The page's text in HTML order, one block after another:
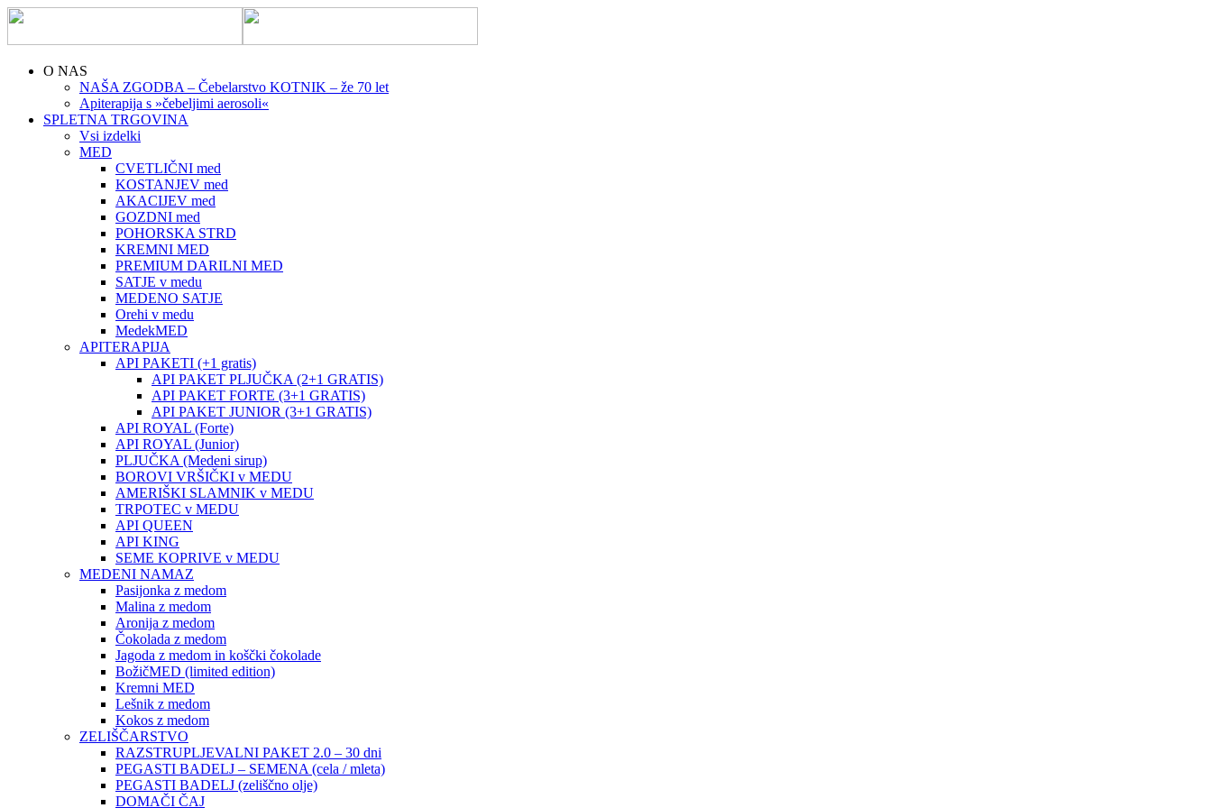
O NAS
NAŠA ZGODBA – Čebelarstvo KOTNIK – že 70 let
Apiterapija s »čebeljimi aerosoli«
SPLETNA TRGOVINA
Vsi izdelki
MED
CVETLIČNI med
KOSTANJEV med
AKACIJEV med
GOZDNI med
POHORSKA STRD
KREMNI MED
PREMIUM DARILNI MED
SATJE v medu
MEDENO SATJE
Orehi v medu
MedekMED
APITERAPIJA
API PAKETI (+1 gratis)
API PAKET PLJUČKA (2+1 GRATIS)
API PAKET FORTE (3+1 GRATIS)
API PAKET JUNIOR (3+1 GRATIS)
API ROYAL (Forte)
API ROYAL (Junior)
PLJUČKA (Medeni sirup)
BOROVI VRŠIČKI v MEDU
AMERIŠKI SLAMNIK v MEDU
TRPOTEC v MEDU
API QUEEN
API KING
SEME KOPRIVE v MEDU
MEDENI NAMAZ
Pasijonka z medom
Malina z medom
Aronija z medom
Čokolada z medom
Jagoda z medom in koščki čokolade
BožičMED (limited edition)
Kremni MED
Lešnik z medom
Kokos z medom
ZELIŠČARSTVO
RAZSTRUPLJEVALNI PAKET 2.0 – 30 dni
PEGASTI BADELJ – SEMENA (cela / mleta)
PEGASTI BADELJ (zeliščno olje)
DOMAČI ČAJ